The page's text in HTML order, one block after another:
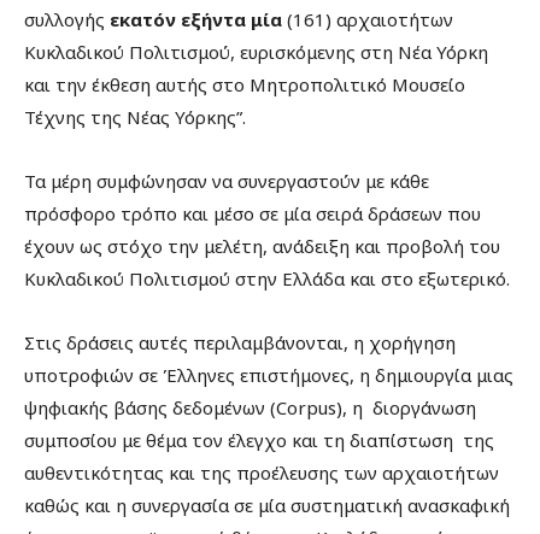
συλλογής εκατόν εξήντα μία (161) αρχαιοτήτων
Κυκλαδικού Πολιτισμού, ευρισκόμενης στη Νέα Υόρκη
και την έκθεση αυτής στο Μητροπολιτικό Μουσείο
Τέχνης της Νέας Υόρκης”.
Τα μέρη συμφώνησαν να συνεργαστούν με κάθε
πρόσφορο τρόπο και μέσο σε μία σειρά δράσεων που
έχουν ως στόχο την μελέτη, ανάδειξη και προβολή του
Κυκλαδικού Πολιτισμού στην Ελλάδα και στο εξωτερικό.
Στις δράσεις αυτές περιλαμβάνονται, η χορήγηση
υποτροφιών σε Έλληνες επιστήμονες, η δημιουργία μιας
ψηφιακής βάσης δεδομένων (Corpus), η διοργάνωση
συμποσίου με θέμα τον έλεγχο και τη διαπίστωση της
αυθεντικότητας και της προέλευσης των αρχαιοτήτων
καθώς και η συνεργασία σε μία συστηματική ανασκαφική